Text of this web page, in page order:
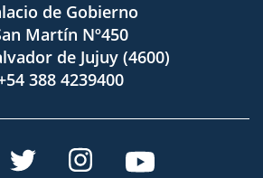
de Gobierno
Martín Nº450
de Jujuy (4600)
388 4239400